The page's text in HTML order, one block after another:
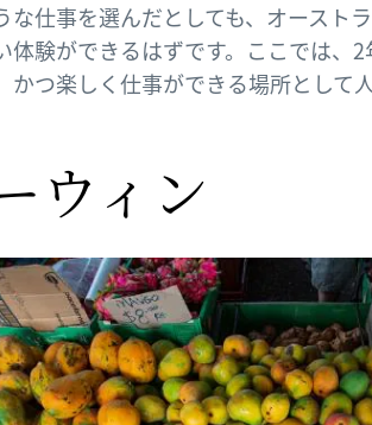
な仕事を選んだとしても、オースト
体験ができるはずです。ここでは、
かつ楽しく仕事ができる場所として
ウィン